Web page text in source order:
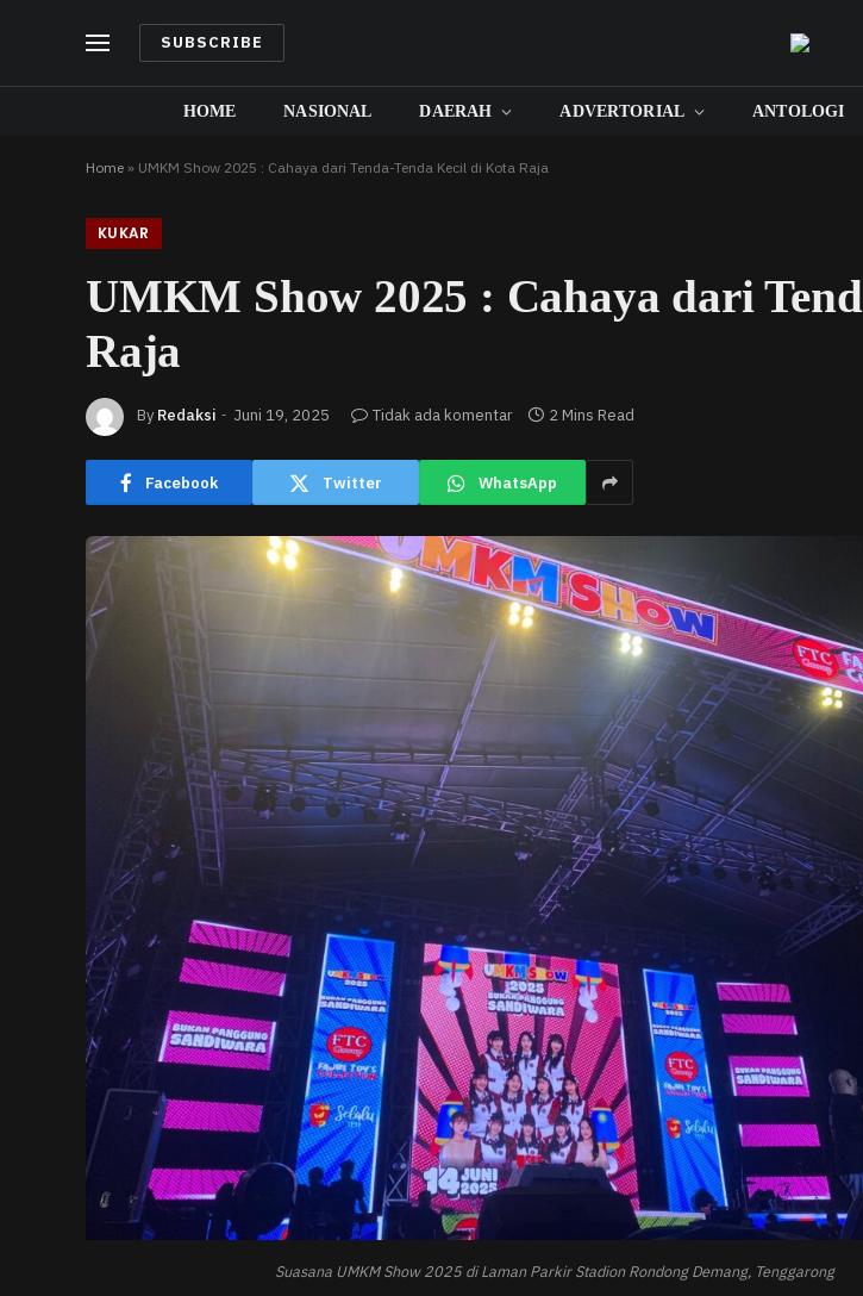
SUBSCRIBE
HOME NASIONAL DAERAH ADVERTORIAL ANTOLOGI
Home » UMKM Show 2025 : Cahaya dari Tenda-Tenda Kecil di Kota Raja
KUKAR
UMKM Show 2025 : Cahaya dari
Raja
By Redaksi Juni 19, 2025 Tidak ada komentar 2 Mins Read
Facebook Twitter WhatsApp
Suasana UMKM Show 2025 di Laman Parkir Stadion Rondong Demang, Tenggarong